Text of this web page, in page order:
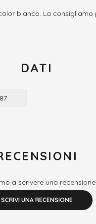
bianco. La consigliamo
DATI
a scrivere una recensione!
SCRIVI UNA RECENSIONE